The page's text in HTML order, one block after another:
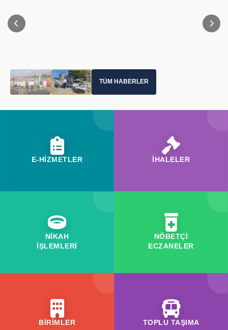
TÜM HABERLER
E-HİZMETLER İHALELER
NİKAH
İŞLEMLERİ
NÖBETÇİ
ECZANELER
BİRİMLER TOPLU TAŞIMA